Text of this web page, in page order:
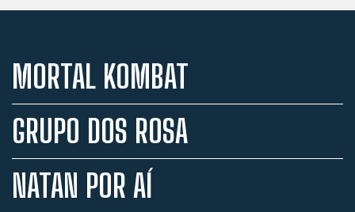
MORTAL KOMBAT
GRUPO DOS ROSA
NATAN POR AÍ